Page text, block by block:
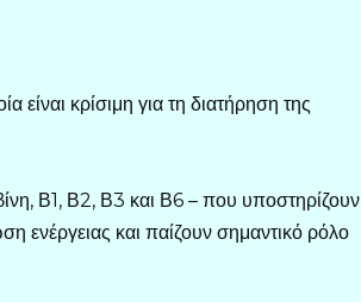
είναι κρίσιμη για τη διατήρηση της
Β1, Β2, Β3 και Β6 – που υποστηρίζουν
ενέργειας και παίζουν σημαντικό ρόλο